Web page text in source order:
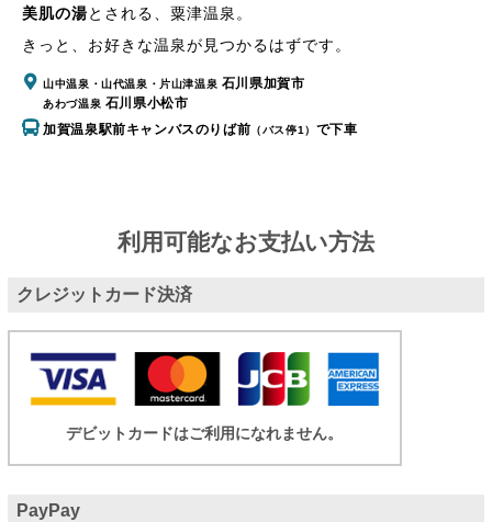
美肌の湯とされる、 粟津温泉 。
きっと、お好きな温泉が見つかるはずです。
山中温泉・山代温泉・片山津温泉 石川県加賀市
あわづ温泉 石川県小松市
加賀温泉駅前キャンバスのりば前 （バス停1） で下車
利用可能なお支払い方法
クレジットカード決済
デビットカードはご利用になれません。
PayPay